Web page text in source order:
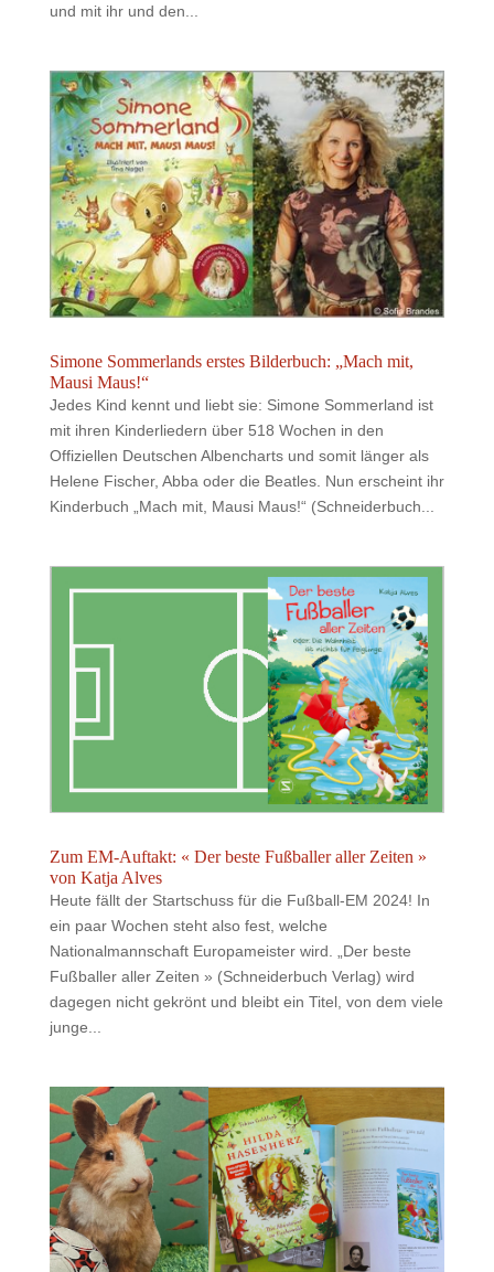
und mit ihr und den...
Simone Sommerlands erstes Bilderbuch: „Mach mit,
Mausi Maus!“
Jedes Kind kennt und liebt sie: Simone Sommerland ist
mit ihren Kinderliedern über 518 Wochen in den
Offiziellen Deutschen Albencharts und somit länger als
Helene Fischer, Abba oder die Beatles. Nun erscheint ihr
Kinderbuch „Mach mit, Mausi Maus!“ (Schneiderbuch...
Zum EM-Auftakt: « Der beste Fußballer aller Zeiten »
von Katja Alves
Heute fällt der Startschuss für die Fußball-EM 2024! In
ein paar Wochen steht also fest, welche
Nationalmannschaft Europameister wird. „Der beste
Fußballer aller Zeiten » (Schneiderbuch Verlag) wird
dagegen nicht gekrönt und bleibt ein Titel, von dem viele
junge...